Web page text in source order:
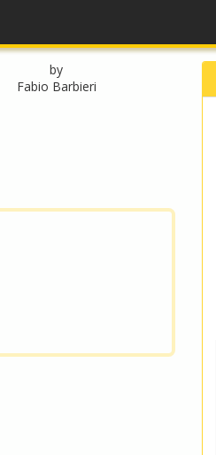
by
Fabio Barbieri